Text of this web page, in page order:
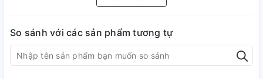
So sánh với các sản phẩm tương tự